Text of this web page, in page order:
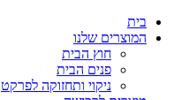
בית
המוצרים שלנו
חוץ הבית
פנים הבית
ניקוי ותחזוקה לפרקט